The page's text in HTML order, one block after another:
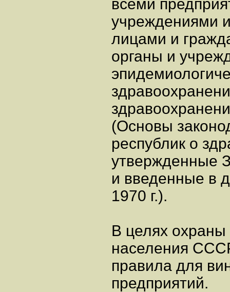
всеми
учреждениями
лицами и
органы и
(Основы
республик о
утвержденные
и введенные в
1970 г.).
В целях охраны
населения
правила для
предприятий.